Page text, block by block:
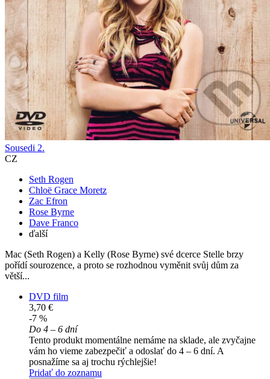
Sousedi 2.
CZ
Seth Rogen
Chloë Grace Moretz
Zac Efron
Rose Byrne
Dave Franco
ďalší
Mac (Seth Rogen) a Kelly (Rose Byrne) své dcerce Stelle brzy
pořídí sourozence, a proto se rozhodnou vyměnit svůj dům za
větší...
DVD film
3,70 €
-7 %
Do 4 – 6 dní
Tento produkt momentálne nemáme na sklade, ale zvyčajne
vám ho vieme zabezpečiť a odoslať do 4 – 6 dní. A
posnažíme sa aj trochu rýchlejšie!
Pridať do zoznamu